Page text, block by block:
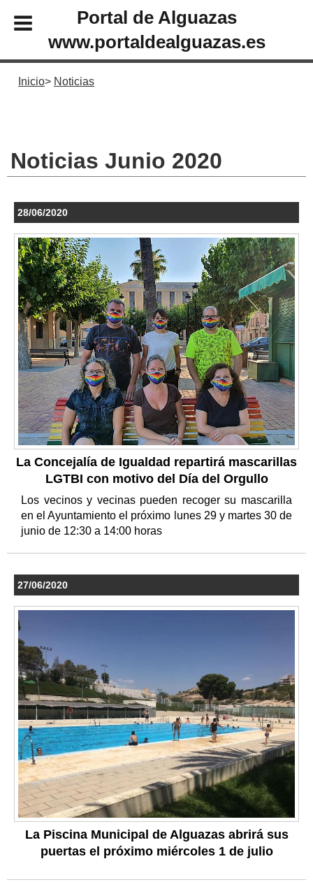
Portal de Alguazas
www.portaldealguazas.es
Inicio Noticias
Noticias Junio 2020
28/06/2020
La Concejalía de Igualdad repartirá mascarillas
LGTBI con motivo del Día del Orgullo
Los vecinos y vecinas pueden recoger su mascarilla
en el Ayuntamiento el próximo lunes 29 y martes 30 de
junio de 12:30 a 14:00 horas
27/06/2020
La Piscina Municipal de Alguazas abrirá sus
puertas el próximo miércoles 1 de julio